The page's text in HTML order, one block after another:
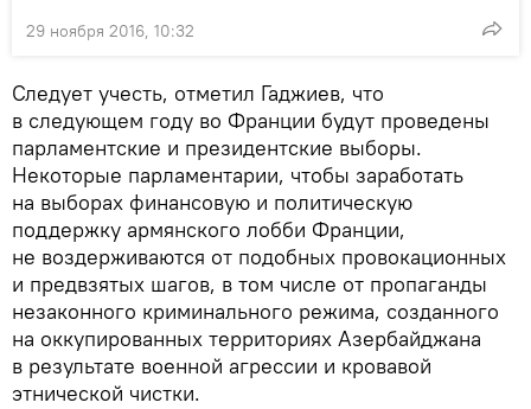
29 ноября 2016, 10:32
Следует учесть, отметил Гаджиев, что
в следующем году во Франции будут проведены
парламентские и президентские выборы.
Некоторые парламентарии, чтобы заработать
на выборах финансовую и политическую
поддержку армянского лобби Франции,
не воздерживаются от подобных провокационных
и предвзятых шагов, в том числе от пропаганды
незаконного криминального режима, созданного
на оккупированных территориях Азербайджана
в результате военной агрессии и кровавой
этнической чистки.